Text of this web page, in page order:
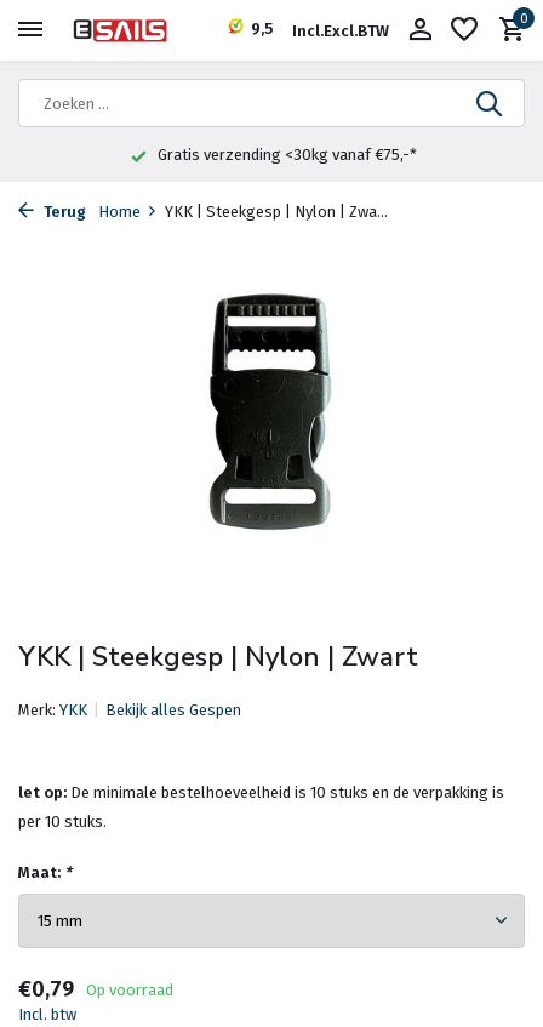
9,5 Incl.Excl.BTW
0
Gratis verzending <30kg vanaf €75,-*
Terug Home YKK | Steekgesp | Nylon | Zwa...
YKK | Steekgesp | Nylon | Zwart
Merk: YKK Bekijk alles Gespen
let op: De minimale bestelhoeveelheid is 10 stuks en de verpakking is
per 10 stuks.
Maat: *
€0,79
Op voorraad
Incl. btw